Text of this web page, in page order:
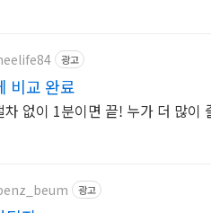
광고
비교 완료
없이 1분이면 끝! 누가 더 많이
광고